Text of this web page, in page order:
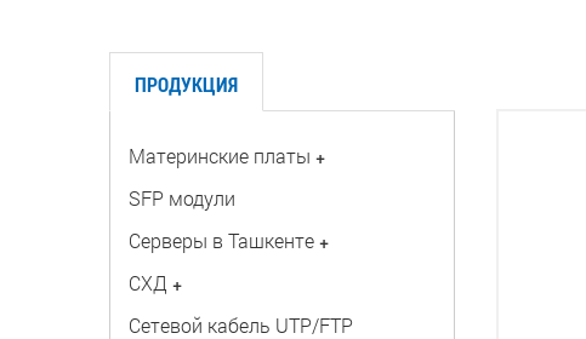
ПРОДУКЦИЯ
Материнские платы +
SFP модули
Серверы в Ташкенте +
СХД +
Сетевой кабель UTP/FTP